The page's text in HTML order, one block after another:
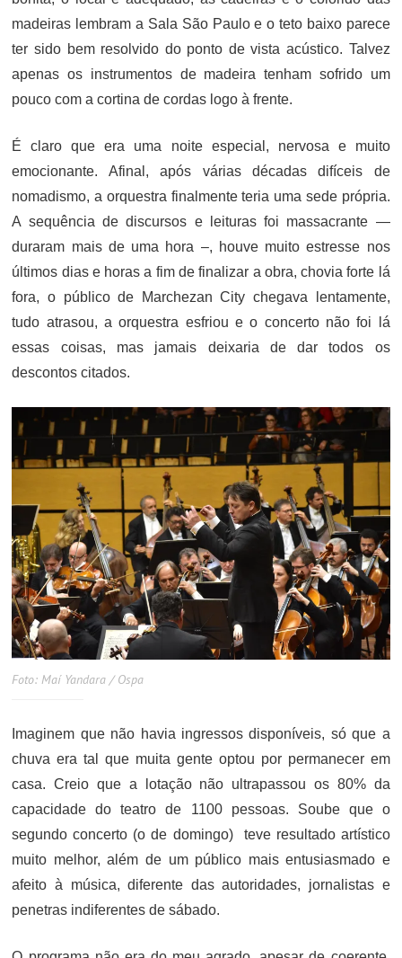
madeiras lembram a Sala São Paulo e o teto baixo parece
ter sido bem resolvido do ponto de vista acústico. Talvez
apenas os instrumentos de madeira tenham sofrido um
pouco com a cortina de cordas logo à frente.
É claro que era uma noite especial, nervosa e muito
emocionante. Afinal, após várias décadas difíceis de
nomadismo, a orquestra finalmente teria uma sede própria.
A sequência de discursos e leituras foi massacrante —
duraram mais de uma hora –, houve muito estresse nos
últimos dias e horas a fim de finalizar a obra, chovia forte lá
fora, o público de Marchezan City chegava lentamente,
tudo atrasou, a orquestra esfriou e o concerto não foi lá
essas coisas, mas jamais deixaria de dar todos os
descontos citados.
Foto: Maí Yandara / Ospa
Imaginem que não havia ingressos disponíveis, só que a
chuva era tal que muita gente optou por permanecer em
casa. Creio que a lotação não ultrapassou os 80% da
capacidade do teatro de 1100 pessoas. Soube que o
segundo concerto (o de domingo) teve resultado artístico
muito melhor, além de um público mais entusiasmado e
afeito à música, diferente das autoridades, jornalistas e
penetras indiferentes de sábado.